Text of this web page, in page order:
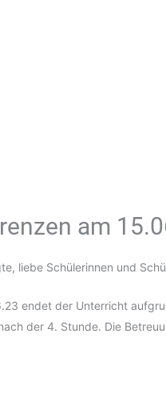
am
liebe Schülerinnen und
endet der Unterricht
der 4. Stunde. Die